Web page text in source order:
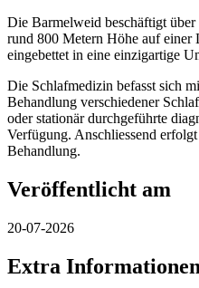
Die Barmelweid beschäftigt
rund 800 Metern Höhe auf einer
eingebettet in eine einzigartige
Die Schlafmedizin befasst sich
Behandlung verschiedener
oder stationär durchgeführte
Verfügung. Anschliessend
Behandlung.
Veröffentlicht am
20-07-2026
Extra Informationen